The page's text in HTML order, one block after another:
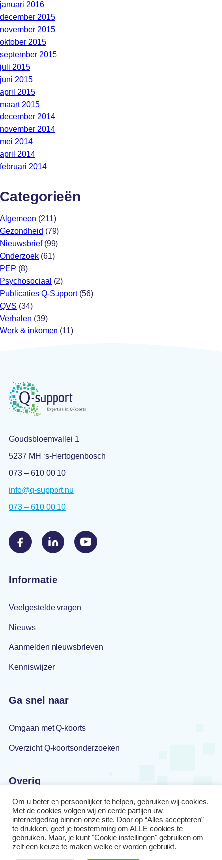
januari 2016
december 2015
november 2015
oktober 2015
september 2015
juli 2015
juni 2015
april 2015
maart 2015
december 2014
november 2014
mei 2014
april 2014
februari 2014
Categorieën
Algemeen (211)
Gezondheid (79)
Nieuwsbrief(99)
Onderzoek (61)
PEP (8)
Psychosociaal (2)
Publicaties Q-Support(56)
QVS (34)
Verhalen (39)
Werk & inkomen (11)
Goudsbloemvallei 1
5237 MH ‘s-Hertogenbosch
073 – 610 00 10
info@q-support.nu
073 – 610 00 10
Informatie
Veelgestelde vragen
Nieuws
Aanmelden nieuwsbrieven
Kenniswijzer
Ga snel naar
Omgaan met Q-koorts
Overzicht Q-koortsonderzoeken
Overig
Privacyverklaring
Disclaimer
Cookiebeleid
Om u beter en persoonlijker te helpen, gebruiken wij cookies.
Met de cookies volgen wij en derde partijen uw
internetgedrag binnen onze site. Door op “Alles accepteren”
te drukken, geef je toestemming om ALLE cookies te
gebruiken. Maar, je kunt "Cookie instellingen" gebruiken om
zelf een keuze te maken welke er worden gebruikt.